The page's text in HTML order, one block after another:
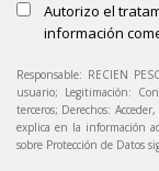
Autorizo el
información
Responsable: RECIEN
usuario; Legitimación:
terceros; Derechos:
explica en la información
sobre Protección de Datos